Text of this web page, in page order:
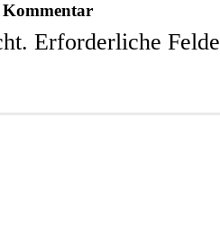
Kommentar
Erforderliche